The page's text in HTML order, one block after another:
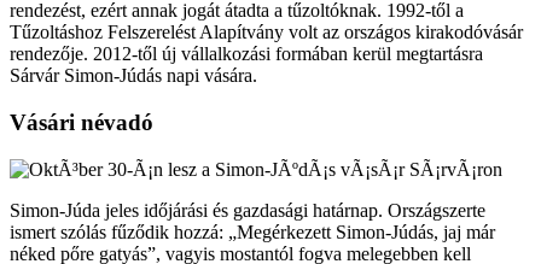
rendezést, ezért annak jogát átadta a tűzoltóknak. 1992-től a
Tűzoltáshoz Felszerelést Alapítvány volt az országos kirakodóvásár
rendezője. 2012-től új vállalkozási formában kerül megtartásra
Sárvár Simon-Júdás napi vására.
Vásári névadó
Simon-Júda jeles időjárási és gazdasági határnap. Országszerte
ismert szólás fűződik hozzá: „Megérkezett Simon-Júdás, jaj már
néked pőre gatyás”, vagyis mostantól fogva melegebben kell